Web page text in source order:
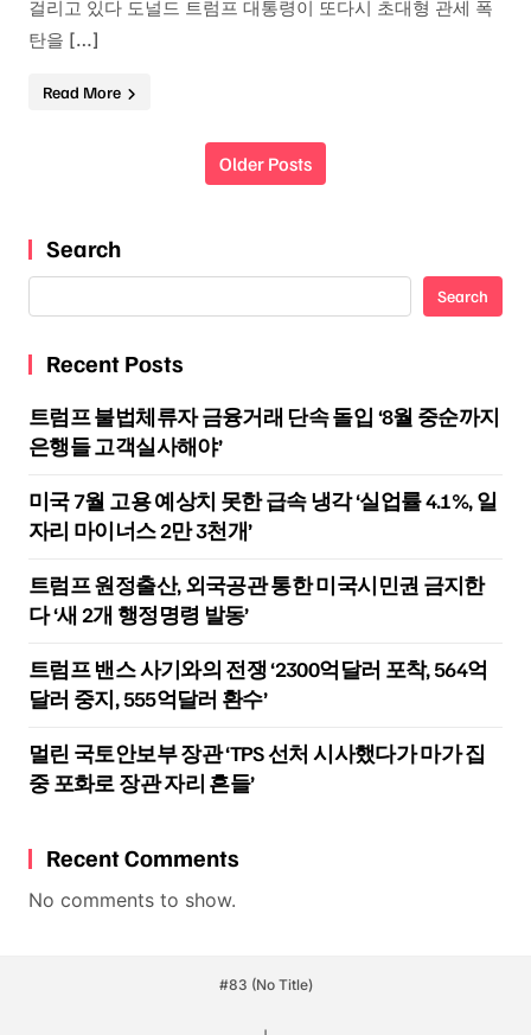
걸리고 있다 도널드 트럼프 대통령이 또다시 초대형 관세 폭
탄을 […]
Read More
Posts navigationOlder Posts
Search
Search
Recent Posts
트럼프 불법체류자 금융거래 단속 돌입 ‘8월 중순까지
은행들 고객실사해야’
미국 7월 고용 예상치 못한 급속 냉각 ‘실업률 4.1%, 일
자리 마이너스 2만 3천개’
트럼프 원정출산, 외국공관 통한 미국시민권 금지한
다 ‘새 2개 행정명령 발동’
트럼프 밴스 사기와의 전쟁 ‘2300억달러 포착, 564억
달러 중지, 555억달러 환수’
멀린 국토안보부 장관 ‘TPS 선처 시사했다가 마가 집
중 포화로 장관 자리 흔들’
Recent Comments
No comments to show.
#83 (no Title)